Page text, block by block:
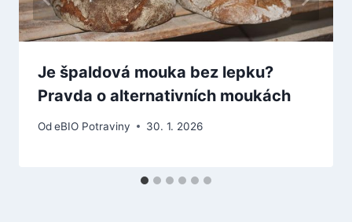
Je špaldová mouka bez lepku?
Pravda o alternativních moukách
OdeBIO Potraviny 30. 1. 2026